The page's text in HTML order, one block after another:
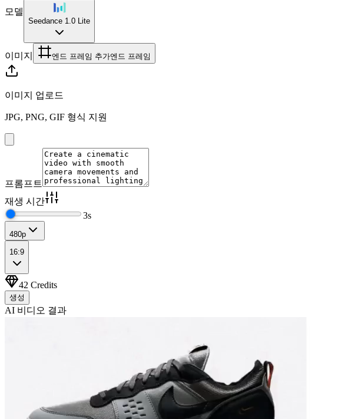
모델
Seedance 1.0 Lite
이미지 엔드 프레임 추가엔드 프레임
이미지 업로드
JPG, PNG, GIF 형식 지원
프롬프트
재생 시간
3s
480p
16:9
42 Credits
생성
AI 비디오 결과